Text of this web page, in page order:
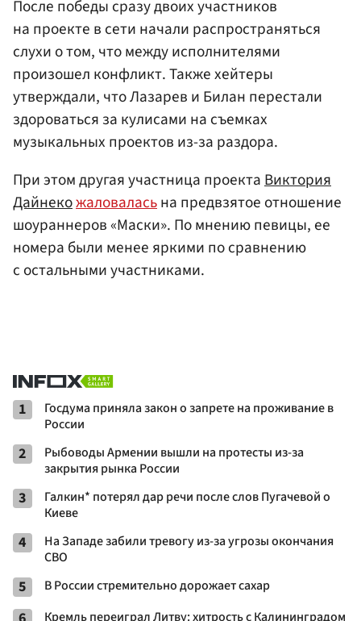
После победы сразу двоих участников
на проекте в сети начали распространяться
слухи о том, что между исполнителями
произошел конфликт. Также хейтеры
утверждали, что Лазарев и Билан перестали
здороваться за кулисами на съемках
музыкальных проектов из-за раздора.
При этом другая участница проектаВиктория
Дайнекожаловаласьна предвзятое отношение
шоураннеров «Маски». По мнению певицы, ее
номера были менее яркими по сравнению
с остальными участниками.
1
Госдума приняла закон о запрете на проживание в
России
2
Рыбоводы Армении вышли на протесты из-за
закрытия рынка России
3
Галкин* потерял дар речи после слов Пугачевой о
Киеве
4
На Западе забили тревогу из-за угрозы окончания
СВО
5 В России стремительно дорожает сахар
Кремль переиграл Литву: хитрость с Калининградом